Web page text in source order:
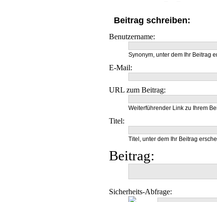
Beitrag schreiben:
Benutzername:
Synonym, unter dem Ihr Beitrag
E-Mail:
URL zum Beitrag:
Weiterführender Link zu Ihrem
Titel:
Titel, unter dem Ihr Beitrag
Beitrag:
Sicherheits-Abfrage: